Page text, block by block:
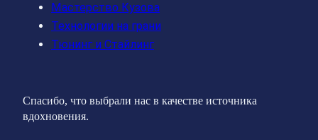
Мастерство Кузова
Технологии на грани
Тюнинг и Стайлинг
Спасибо, что выбрали нас в качестве источника
вдохновения.